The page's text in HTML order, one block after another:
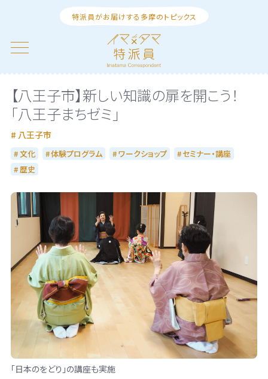
特派員がお届けする多摩のトピックス
【八王子市】新しい知識の扉を開こう！
「八王子まちゼミ」
八王子市
文化 体験プログラム ワークショップ
セミナー・講座
歴史
「日本のをどり」の講座も実施